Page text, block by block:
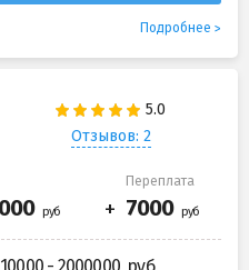
Подробнее
Отзывов: 2
Переплата